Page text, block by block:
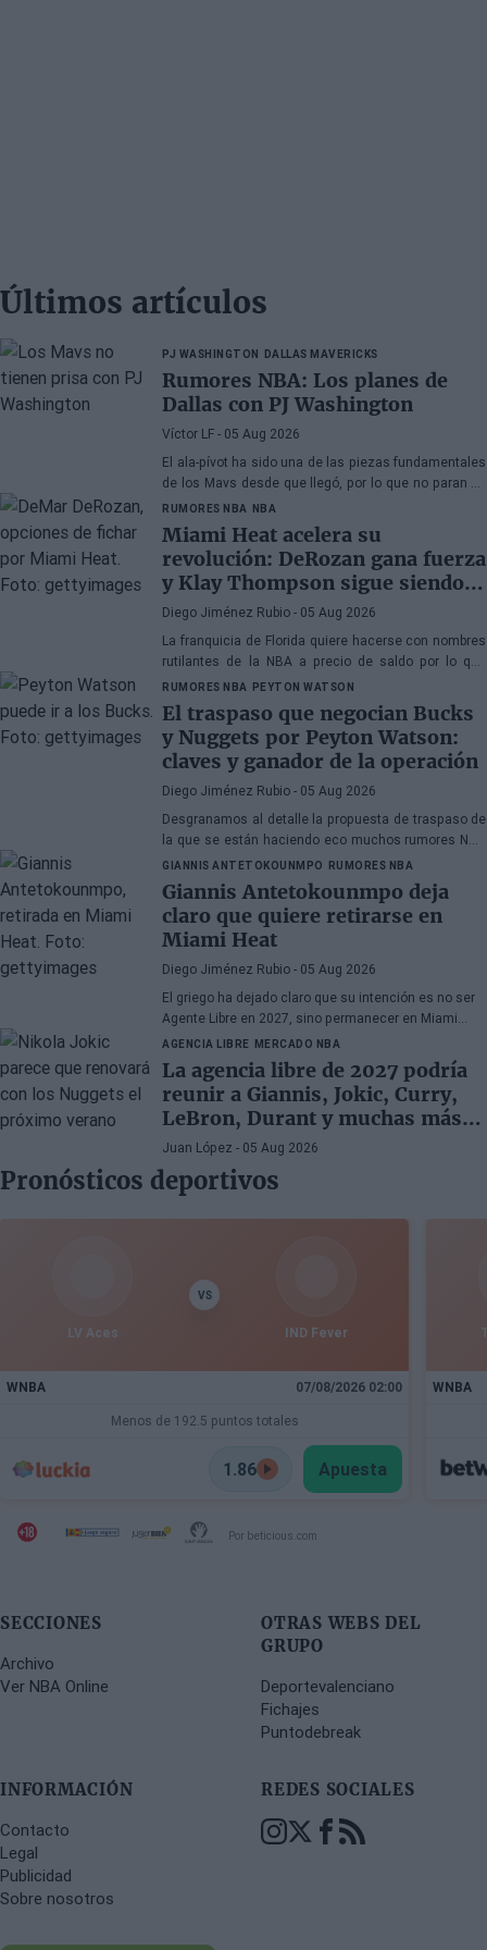
Últimos artículos
PJ WASHINGTON DALLAS MAVERICKS
Rumores NBA: Los planes de
Dallas con PJ Washington
Víctor LF - 05 Aug 2026
El ala-pívot ha sido una de las piezas fundamentales
de los Mavs desde que llegó, por lo que no paran de
llegarle ofertas, aunque la franquicia de Texas no
tiene prisa
RUMORES NBA NBA
Miami Heat acelera su
revolución: DeRozan gana fuerza
y Klay Thompson sigue siendo
el gran objetivo
Diego Jiménez Rubio - 05 Aug 2026
La franquicia de Florida quiere hacerse con nombres
rutilantes de la NBA a precio de saldo por lo que
busca veteranos. DeRozan está muy cerca de fichar.
RUMORES NBA PEYTON WATSON
El traspaso que negocian Bucks
y Nuggets por Peyton Watson:
claves y ganador de la operación
Diego Jiménez Rubio - 05 Aug 2026
Desgranamos al detalle la propuesta de traspaso de
la que se están haciendo eco muchos rumores NBA
sobre Watson.
GIANNIS ANTETOKOUNMPO RUMORES NBA
Giannis Antetokounmpo deja
claro que quiere retirarse en
Miami Heat
Diego Jiménez Rubio - 05 Aug 2026
El griego ha dejado claro que su intención es no ser
Agente Libre en 2027, sino permanecer en Miami
Heat hasta el final de sus días en la NBA.
AGENCIA LIBRE MERCADO NBA
La agencia libre de 2027 podría
reunir a Giannis, Jokic, Curry,
LeBron, Durant y muchas más
superestrellas
Juan López - 05 Aug 2026
Pronósticos deportivos
LV Aces
VS
IND Fever
WNBA 07/08/2026 02:00
Menos de 192.5 puntos totales
1.86 Apuesta
WNBA
Por beticious.com
SECCIONES
Archivo
Ver NBA Online
OTRAS WEBS DEL
GRUPO
Deportevalenciano
Fichajes
Puntodebreak
INFORMACIÓN
Contacto
Legal
Publicidad
Sobre nosotros
REDES SOCIALES